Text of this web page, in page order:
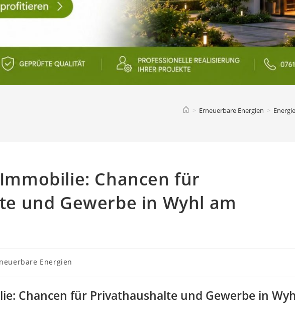
> Erneuerbare Energien >
Chancen für
und Gewerbe in Wyhl am
Energien
Chancen für Privathaushalte und Gewerbe in